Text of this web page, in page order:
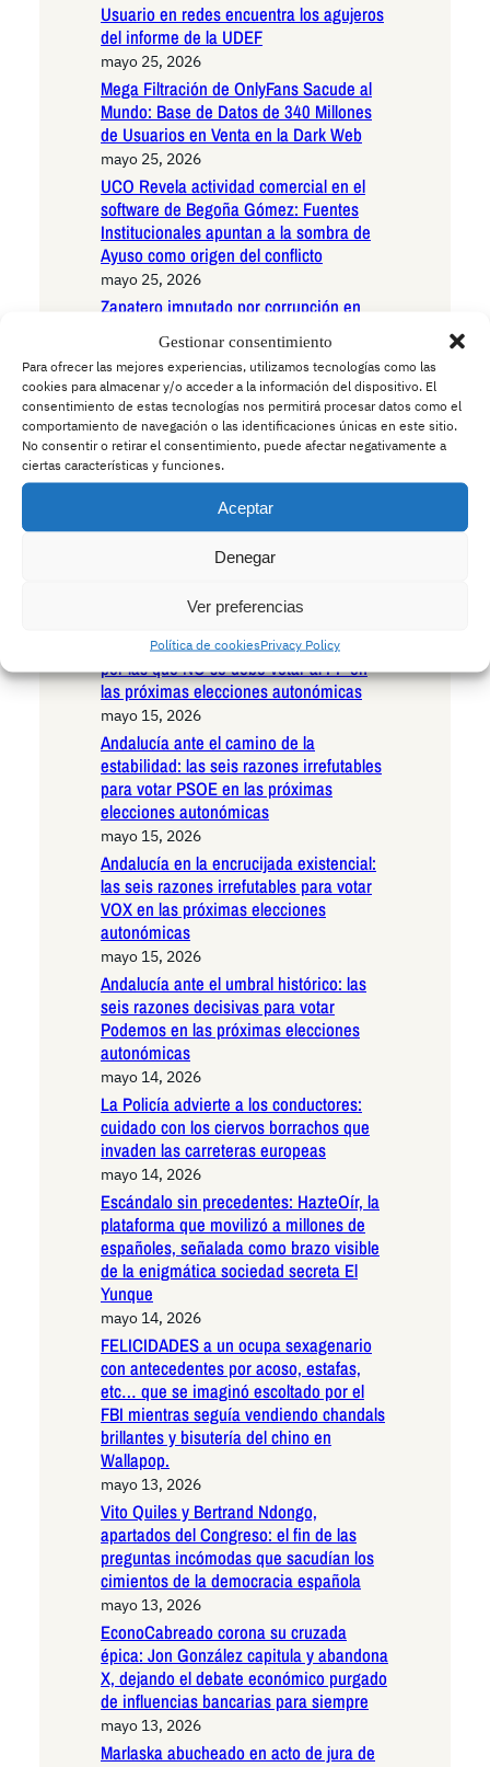
Gestionar consentimiento
Para ofrecer las mejores experiencias, utilizamos tecnologías como las
cookies para almacenar y/o acceder a la información del dispositivo. El
consentimiento de estas tecnologías nos permitirá procesar datos como el
comportamiento de navegación o las identificaciones únicas en este sitio.
No consentir o retirar el consentimiento, puede afectar negativamente a
ciertas características y funciones.
Aceptar
Denegar
Ver preferencias
Política de cookiesPrivacy Policy
Usuario en redes encuentra los agujeros
del informe de la UDEF
mayo 25, 2026
Mega Filtración de OnlyFans Sacude al
Mundo: Base de Datos de 340 Millones
de Usuarios en Venta en la Dark Web
mayo 25, 2026
UCO Revela actividad comercial en el
software de Begoña Gómez: Fuentes
Institucionales apuntan a la sombra de
Ayuso como origen del conflicto
mayo 25, 2026
Zapatero imputado por corrupción en
las investigaciones revelan que Isabel
Díaz Ayuso era la auténtica mente
maestra
mayo 25, 2026
Juan Soto Ivars anuncia su candidatura
para liderar el nuevo frente de izquierdas
Ayuso mete un 40% de copago a las
ayudas estatales para enfermos de ELA
Andalucía ante el abismo del
continuismo: las seis razones definitivas
por las que NO se debe votar al PP en
las próximas elecciones autonómicas
mayo 15, 2026
Andalucía ante el camino de la
estabilidad: las seis razones irrefutables
para votar PSOE en las próximas
elecciones autonómicas
mayo 15, 2026
Andalucía en la encrucijada existencial:
las seis razones irrefutables para votar
VOX en las próximas elecciones
autonómicas
mayo 15, 2026
Andalucía ante el umbral histórico: las
seis razones decisivas para votar
Podemos en las próximas elecciones
autonómicas
mayo 14, 2026
La Policía advierte a los conductores:
cuidado con los ciervos borrachos que
invaden las carreteras europeas
mayo 14, 2026
Escándalo sin precedentes: HazteOír, la
plataforma que movilizó a millones de
españoles, señalada como brazo visible
de la enigmática sociedad secreta El
Yunque
mayo 14, 2026
FELICIDADES a un ocupa sexagenario
con antecedentes por acoso, estafas,
etc… que se imaginó escoltado por el
FBI mientras seguía vendiendo chandals
brillantes y bisutería del chino en
Wallapop.
mayo 13, 2026
Vito Quiles y Bertrand Ndongo,
apartados del Congreso: el fin de las
preguntas incómodas que sacudían los
cimientos de la democracia española
mayo 13, 2026
EconoCabreado corona su cruzada
épica: Jon González capitula y abandona
X, dejando el debate económico purgado
de influencias bancarias para siempre
mayo 13, 2026
Marlaska abucheado en acto de jura de